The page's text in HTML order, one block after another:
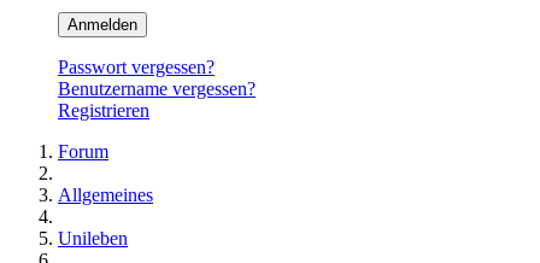
Anmelden
Passwort vergessen?
Benutzername vergessen?
Registrieren
Forum
Allgemeines
Unileben